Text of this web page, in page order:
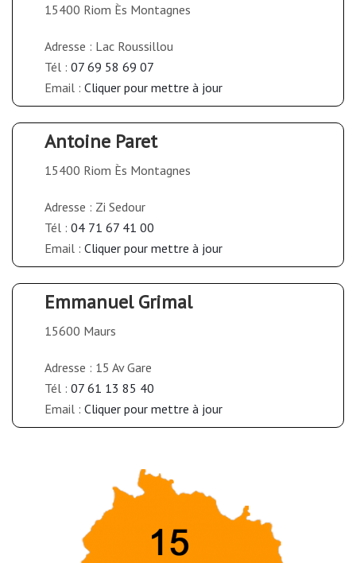
15400 Riom Ès Montagnes
Adresse : Lac Roussillou
Tél : 07 69 58 69 07
Email : Cliquer pour mettre à jour
Antoine Paret
15400 Riom Ès Montagnes
Adresse : Zi Sedour
Tél : 04 71 67 41 00
Email : Cliquer pour mettre à jour
Emmanuel Grimal
15600 Maurs
Adresse : 15 Av Gare
Tél : 07 61 13 85 40
Email : Cliquer pour mettre à jour